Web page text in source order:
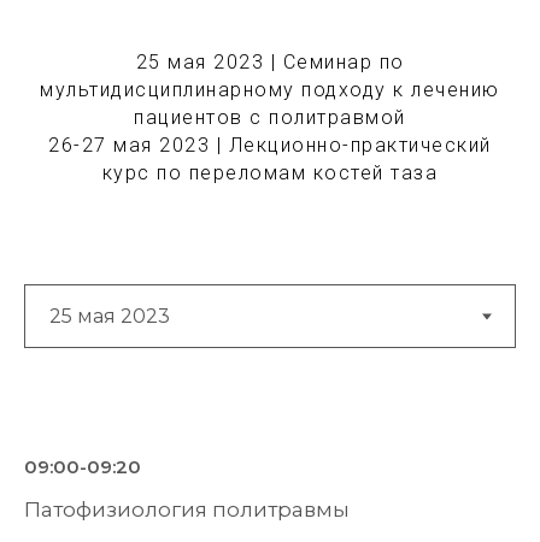
25 мая 2023 | Семинар по
мультидисциплинарному подходу к лечению
пациентов с политравмой
26-27 мая 2023 | Лекционно-практический
курс по переломам костей таза
09:00-09:20
Патофизиология политравмы